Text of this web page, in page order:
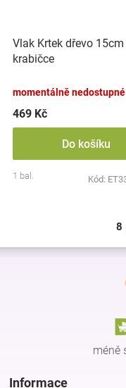
Vlak Krtek dřevo 15cm
krabičce
momentálně nedostupné
469 Kč
Do košíku
1 bal. Kód:
8
Z
méně
Informace